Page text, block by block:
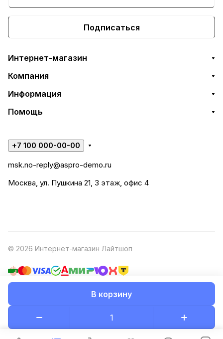
В корзину
Подписаться
Интернет-магазин
Компания
Информация
Помощь
+7 100 000-00-00
msk.no-reply@aspro-demo.ru
Москва, ул. Пушкина 21, 3 этаж, офис 4
© 2026 Интернет-магазин Лайтшоп
Оферта